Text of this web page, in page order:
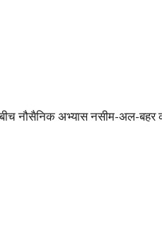
नौसैनिक अभ्यास नसीम-अल-बहर